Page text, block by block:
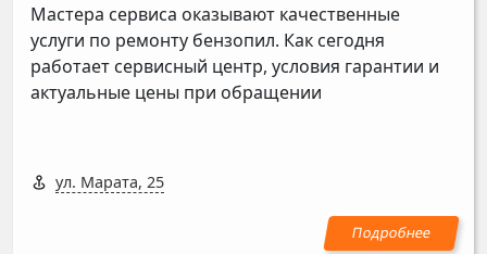
Мастера сервиса оказывают качественные
услуги по ремонту бензопил. Как сегодня
работает сервисный центр, условия гарантии и
актуальные цены при обращении
ул. Марата, 25